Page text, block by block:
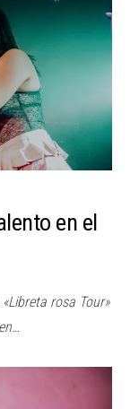
en el
rosa Tour»